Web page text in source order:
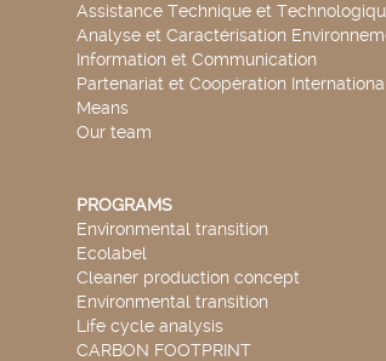
Assistance Technique et
Analyse et Caractérisation
Information et Communication
Partenariat et Coopération
Means
Our team
PROGRAMS
Environmental transition
Ecolabel
Cleaner production concept
Environmental transition
Life cycle analysis
CARBON FOOTPRINT